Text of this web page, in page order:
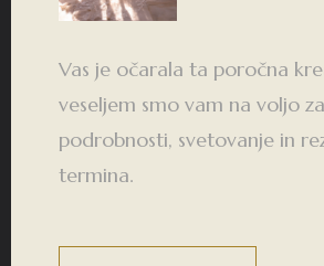
Vas je očarala ta poročna
veseljem smo vam na voljo
podrobnosti, svetovanje in
termina.